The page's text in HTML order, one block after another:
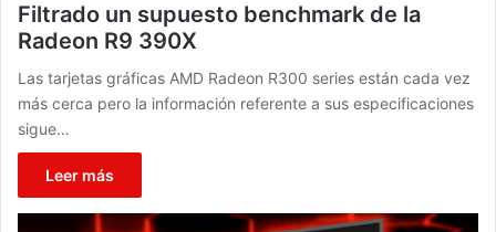
Filtrado un supuesto benchmark de la
Radeon R9 390X
Las tarjetas gráficas AMD Radeon R300 series están cada vez
más cerca pero la información referente a sus especificaciones
sigue…
Leer más